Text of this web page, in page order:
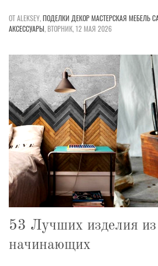
ОТ ALEKSEY,ПОДЕЛКИ ДЕКОРМАСТЕРСКАЯ МЕБЕЛЬ
АКСЕССУАРЫ,ВТОРНИК, 12 МАЯ 2026
53 Лучших изделия из
начинающих